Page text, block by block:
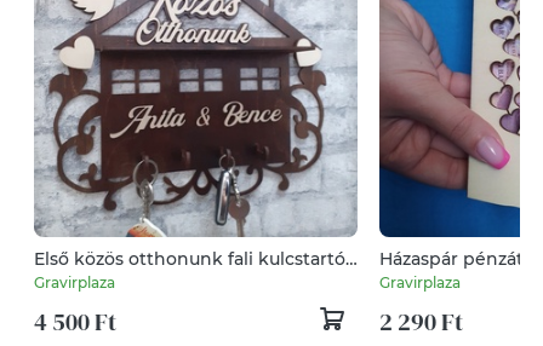
Első közös otthonunk fali kulcstartó,
saját nevekkel
Gravirplaza
4 500 Ft
Házaspár
Gravirplaza
2 290 Ft